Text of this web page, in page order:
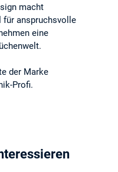
macht
für anspruchsvolle
eine
der Marke
Profi.